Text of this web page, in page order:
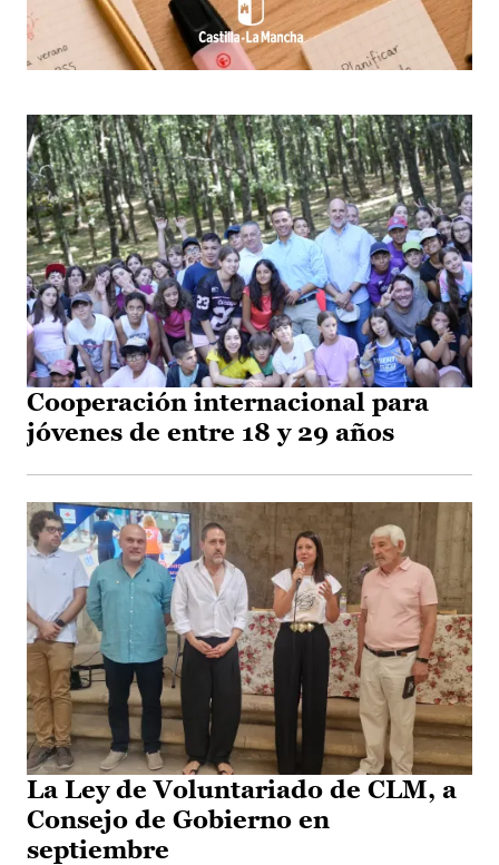
Cooperación internacional para
jóvenes de entre 18 y 29 años
La Ley de Voluntariado de CLM, a
Consejo de Gobierno en
septiembre